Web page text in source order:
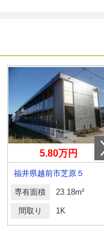
5.80万円
福井県越前市芝原５
専有面積 23.18m²
間取り 1K